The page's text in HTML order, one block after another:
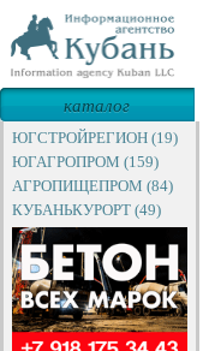
каталог
предприятий
ЮГСТРОЙРЕГИОН (19)
ЮГАГРОПРОМ (159)
АГРОПИЩЕПРОМ (84)
КУБАНЬКУРОРТ (49)